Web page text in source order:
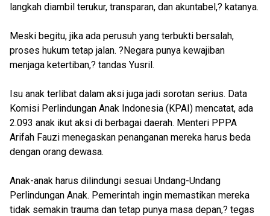
langkah diambil terukur, transparan, dan akuntabel,? katanya.
Meski begitu, jika ada perusuh yang terbukti bersalah,
proses hukum tetap jalan. ?Negara punya kewajiban
menjaga ketertiban,? tandas Yusril.
Isu anak terlibat dalam aksi juga jadi sorotan serius. Data
Komisi Perlindungan Anak Indonesia (KPAI) mencatat, ada
2.093 anak ikut aksi di berbagai daerah. Menteri PPPA
Arifah Fauzi menegaskan penanganan mereka harus beda
dengan orang dewasa.
Anak-anak harus dilindungi sesuai Undang-Undang
Perlindungan Anak. Pemerintah ingin memastikan mereka
tidak semakin trauma dan tetap punya masa depan,? tegas